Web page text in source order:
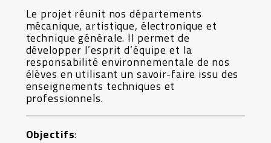
Le projet réunit nos départements
mécanique, artistique, électronique et
technique générale. Il permet de
développer l’esprit d’équipe et la
responsabilité environnementale de nos
élèves en utilisant un savoir-faire issu des
enseignements techniques et
professionnels.
Objectifs: